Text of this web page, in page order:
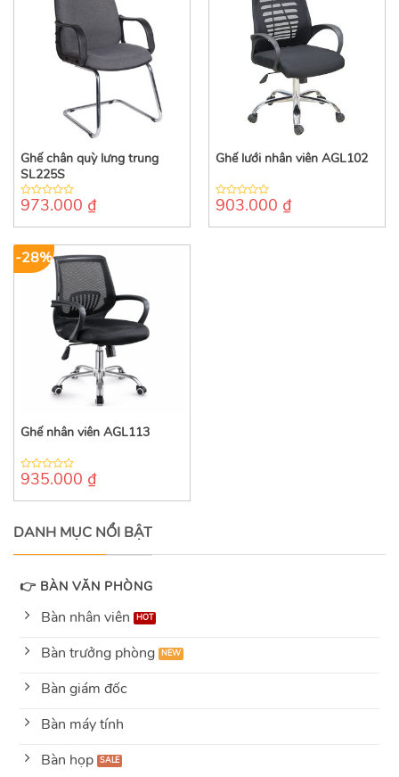
Ghế chân quỳ lưng trung
SL225S
0
of
973.000 ₫
Ghế lưới nhân viên AGL102
0
of
903.000 ₫
-28%
Ghế nhân viên AGL113
0
of
935.000 ₫
DANH MỤC NỔI BẬT
👉 BÀN VĂN PHÒNG
Bàn nhân viên
Bàn trưởng phòng
Bàn giám đốc
Bàn máy tính
Bàn họp